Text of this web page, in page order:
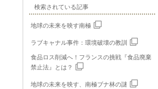
検索されている記事
地球の未来を映す南極
ラブキャナル事件：環境破壊の教訓
食品ロス削減へ！フランスの挑戦『食品廃棄
禁止法』とは？
地球の未来を映す、南極ブナ林の謎